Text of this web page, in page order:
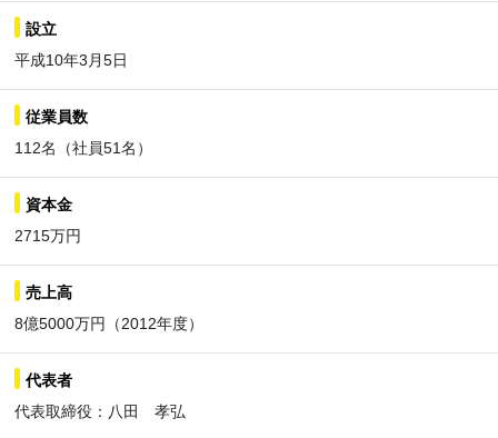
設立
平成10年3月5日
従業員数
112名（社員51名）
資本金
2715万円
売上高
8億5000万円（2012年度）
代表者
代表取締役：八田 孝弘